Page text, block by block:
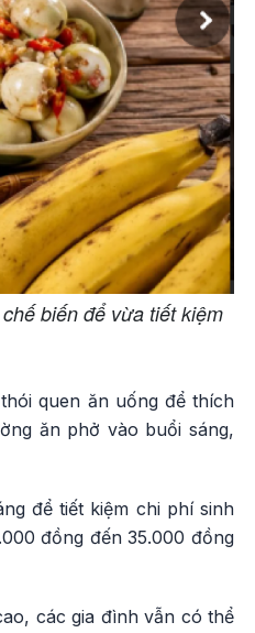
biến để vừa tiết kiệm
quen ăn uống để thích
ăn phở vào buổi sáng,
để tiết kiệm chi phí sinh
đồng đến 35.000 đồng
các gia đình vẫn có thể